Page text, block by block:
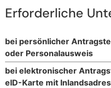
Erforderliche
bei persönlicher
oder Personalausweis
bei elektronischer
eID-Karte mit